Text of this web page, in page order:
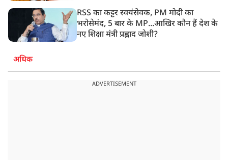
RSS का कट्टर स्वयंसेवक, PM मोदी का
भरोसेमंद, 5 बार के MP...आखिर कौन हैं देश के
नए शिक्षा मंत्री प्रह्लाद जोशी?
अधिक
ADVERTISEMENT